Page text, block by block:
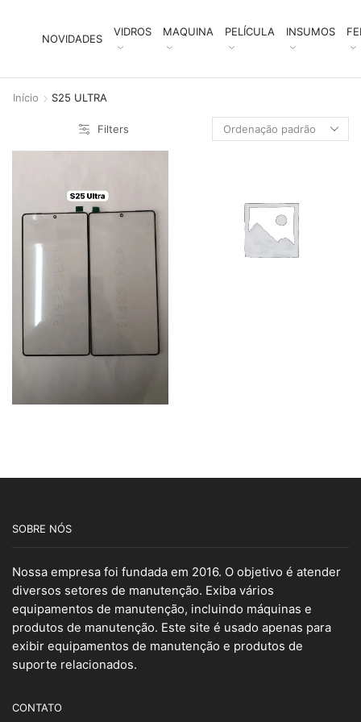
NOVIDADES
VIDROS MAQUINA PELÍCULA INSUMOS
Início S25 ULTRA
Filters
SOBRE NÓS
Nossa empresa foi fundada em 2016. O objetivo é atender
diversos setores de manutenção. Exiba vários
equipamentos de manutenção, incluindo máquinas e
produtos de manutenção. Este site é usado apenas para
exibir equipamentos de manutenção e produtos de
suporte relacionados.
CONTATO